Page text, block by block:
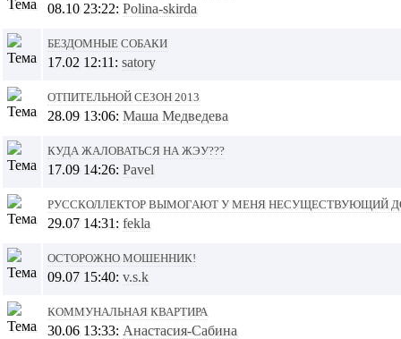
08.10 23:22: Polina-skirda
Бездомные собаки
17.02 12:11: satory
Отпительной сезон 2013
28.09 13:06: Маша Медведева
Куда жаловаться на ЖЭУ???
17.09 14:26: Pavel
РуссколлектоР вымогают у меня несуществующий
29.07 14:31: fekla
Осторожно мошенник!
09.07 15:40: v.s.k
Коммунальная квартира
30.06 13:33: Анастасия-Сабина